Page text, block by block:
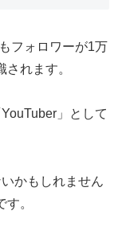
フォロワーが1万
れます。
」として
かもしれません
。